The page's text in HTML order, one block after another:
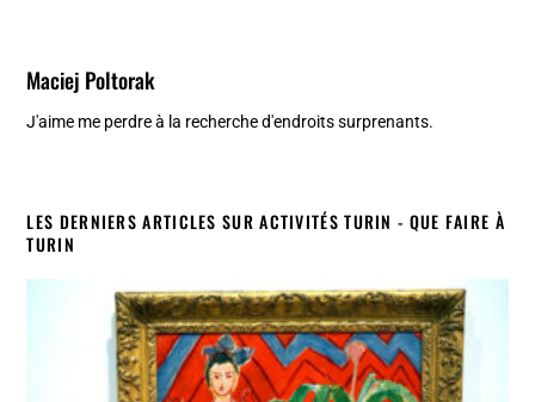
Maciej Poltorak
J'aime me perdre à la recherche d'endroits surprenants.
LES DERNIERS ARTICLES SUR ACTIVITÉS TURIN - QUE FAIRE À
TURIN